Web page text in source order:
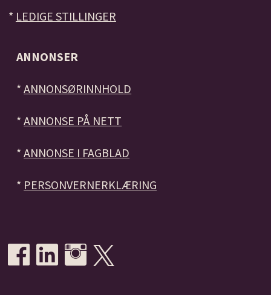
* LEDIGE STILLINGER
ANNONSER
*ANNONSØRINNHOLD
*ANNONSE PÅ NETT
*ANNONSE I FAGBLAD
* PERSONVERNERKLÆRING